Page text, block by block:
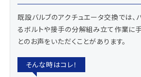
既設バルブのアクチュエータ交換では、
るボルトや接手の分解組み立て作業に
とのお声をいただくことがあります。